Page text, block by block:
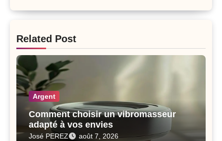
Related Post
Argent
Comment choisir un vibromasseur
adapté à vos envies
José PEREZ août 7, 2026